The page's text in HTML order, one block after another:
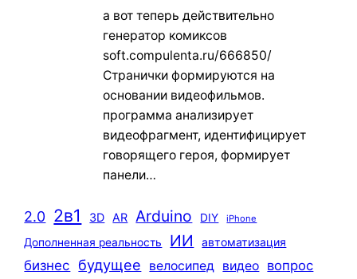
а вот теперь действительно
генератор комиксов
soft.compulenta.ru/666850/
Странички формируются на
основании видеофильмов.
программа анализирует
видеофрагмент, идентифицирует
говорящего героя, формирует
панели…
2.0 2в1 3D AR Arduino DIY iPhone
Дополненная реальность ИИ автоматизация
бизнес будущее велосипед видео вопрос